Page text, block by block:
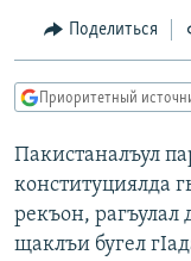
Вернутся
главной
навигации
Вернутся
поиску
МНЕНИЯ
IDEL.РЕАЛИИ
КАВКАЗ.РЕАЛИИ
СЕВЕР.РЕАЛИИ
СИБИРЬ.РЕАЛИИ
Поделиться
Приоритетный
Пакистаналъул
конституциялда
рекъон, рагъулал
щаклъи бугел